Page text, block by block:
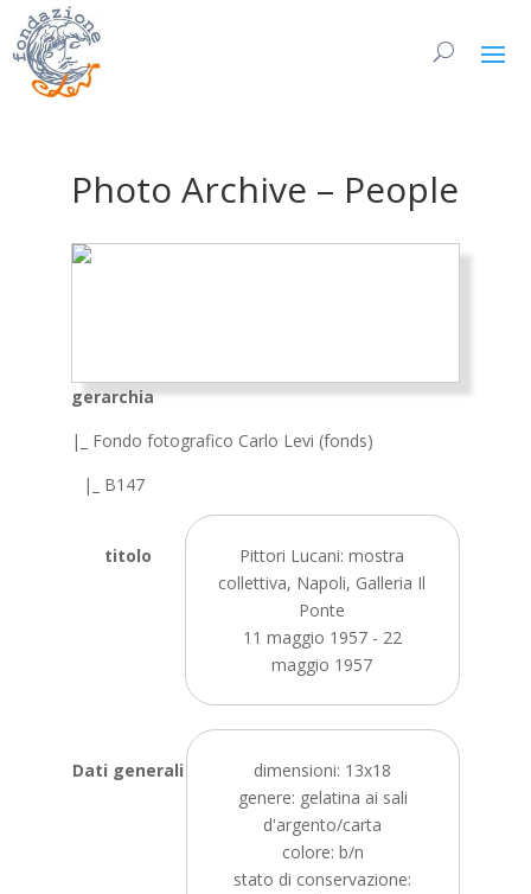
Photo Archive – People
gerarchia
|_ Fondo fotografico Carlo Levi (fonds)
|_ B147
titolo
Pittori Lucani: mostra
collettiva, Napoli, Galleria Il
Ponte
11 maggio 1957 - 22
maggio 1957
Dati generali
dimensioni: 13x18
genere: gelatina ai sali
d'argento/carta
colore: b/n
stato di conservazione: